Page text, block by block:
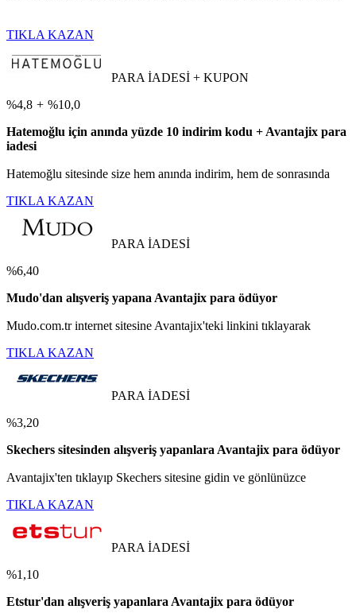
TIKLA KAZAN
PARA İADESİ + KUPON
%4,8 + %10,0
Hatemoğlu için anında yüzde 10 indirim kodu + Avantajix para
iadesi
Hatemoğlu sitesinde size hem anında indirim, hem de sonrasında
TIKLA KAZAN
PARA İADESİ
%6,40
Mudo'dan alışveriş yapana Avantajix para ödüyor
Mudo.com.tr internet sitesine Avantajix'teki linkini tıklayarak
TIKLA KAZAN
PARA İADESİ
%3,20
Skechers sitesinden alışveriş yapanlara Avantajix para ödüyor
Avantajix'ten tıklayıp Skechers sitesine gidin ve gönlünüzce
TIKLA KAZAN
PARA İADESİ
%1,10
Etstur'dan alışveriş yapanlara Avantajix para ödüyor